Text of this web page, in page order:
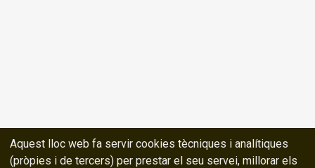
Aquest lloc web fa servir cookies tècniques i analítiques
(pròpies i de tercers) per prestar el seu servei, millorar els